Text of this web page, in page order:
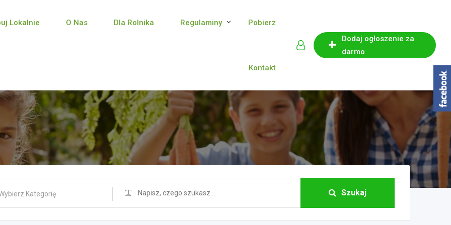
Lokalnie O Nas Dla Rolnika Regulaminy Pobierz
Kontakt
Dodaj ogłoszenie za
darmo
Kategorię Szukaj